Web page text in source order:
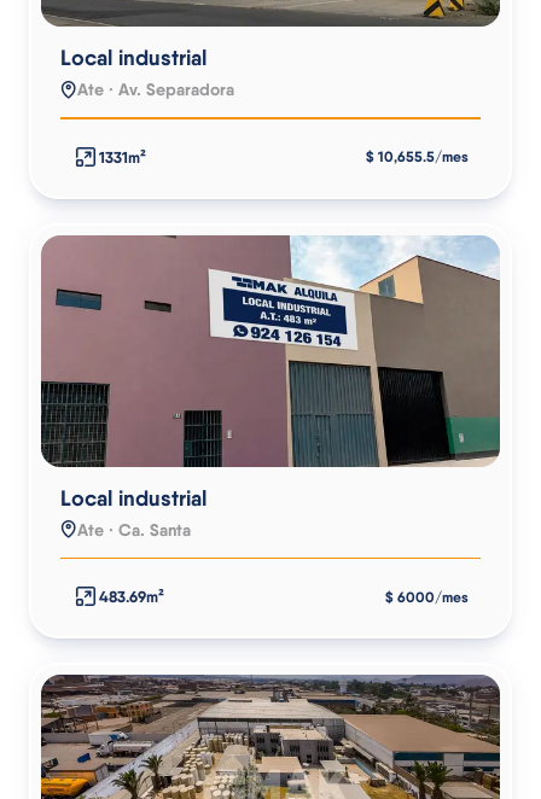
Local industrial
Ate · Av. Separadora
1331m² $ 10,655.5/mes
Local industrial
Ate · Ca. Santa
483.69m² $ 6000/mes